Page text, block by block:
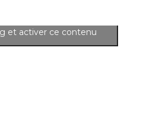
et activer ce contenu